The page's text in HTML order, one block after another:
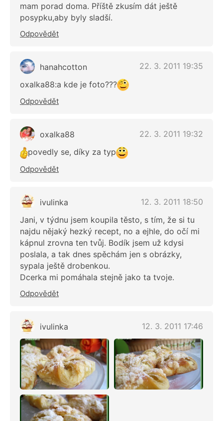
mam porad doma. Příště zkusím dát ještě
posypku,aby byly sladší.
Odpovědět
hanahcotton
22. 3. 2011 19:35
oxalka88:a kde je foto???
Odpovědět
oxalka88
22. 3. 2011 19:32
povedly se, díky za typ
Odpovědět
ivulinka
12. 3. 2011 18:50
Jani, v týdnu jsem koupila těsto, s tím, že si tu
najdu nějaký hezký recept, no a ejhle, do očí mi
kápnul zrovna ten tvůj. Bodík jsem už kdysi
poslala, a tak dnes spěchám jen s obrázky,
sypala ještě drobenkou.
Dcerka mi pomáhala stejně jako ta tvoje.
Odpovědět
ivulinka 12. 3. 2011 17:46